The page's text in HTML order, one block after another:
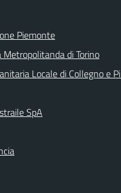
Piemonte
di Torino
Locale di Collegno e
SpA